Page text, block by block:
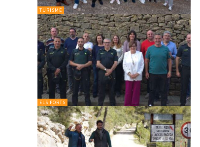
TURISME
ELS PORTS